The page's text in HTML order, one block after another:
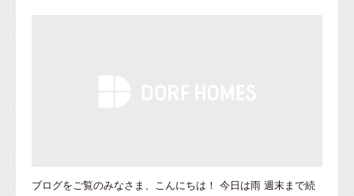
ブログをご覧のみなさま、こんにちは！ 今日は雨 週末まで続